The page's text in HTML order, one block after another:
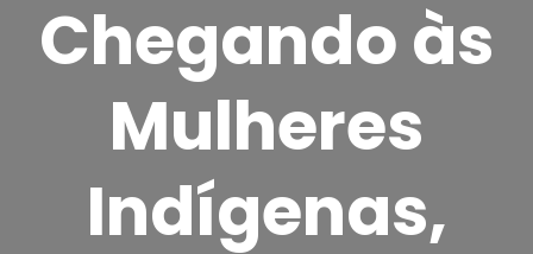
Chegando às
Mulheres
Indígenas,